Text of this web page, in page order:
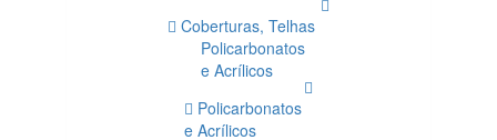
Coberturas, Telhas
Policarbonatos
e Acrílicos
Policarbonatos
e Acrílicos